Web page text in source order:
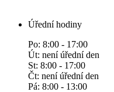
Úřední hodiny
Po: 8:00 - 17:00
Út: není úřední den
St: 8:00 - 17:00
Čt: není úřední den
Pá: 8:00 - 13:00